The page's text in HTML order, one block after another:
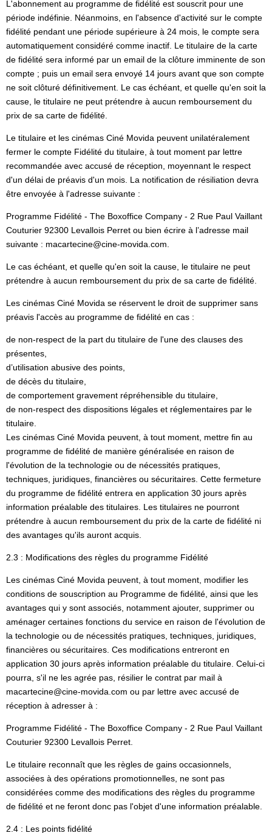
L'abonnement au programme de fidélité est souscrit pour une
période indéfinie. Néanmoins, en l'absence d'activité sur le compte
fidélité pendant une période supérieure à 24 mois, le compte sera
automatiquement considéré comme inactif. Le titulaire de la carte
de fidélité sera informé par un email de la clôture imminente de son
compte ; puis un email sera envoyé 14 jours avant que son compte
ne soit clôturé définitivement. Le cas échéant, et quelle qu'en soit la
cause, le titulaire ne peut prétendre à aucun remboursement du
prix de sa carte de fidélité.
Le titulaire et les cinémas Ciné Movida peuvent unilatéralement
fermer le compte Fidélité du titulaire, à tout moment par lettre
recommandée avec accusé de réception, moyennant le respect
d'un délai de préavis d'un mois. La notification de résiliation devra
être envoyée à l'adresse suivante :
Programme Fidélité - The Boxoffice Company - 2 Rue Paul Vaillant
Couturier 92300 Levallois Perret ou bien écrire à l’adresse mail
suivante : macartecine@cine-movida.com.
Le cas échéant, et quelle qu'en soit la cause, le titulaire ne peut
prétendre à aucun remboursement du prix de sa carte de fidélité.
Les cinémas Ciné Movida se réservent le droit de supprimer sans
préavis l'accès au programme de fidélité en cas :
de non-respect de la part du titulaire de l'une des clauses des
présentes,
d’utilisation abusive des points,
de décès du titulaire,
de comportement gravement répréhensible du titulaire,
de non-respect des dispositions légales et réglementaires par le
titulaire.
Les cinémas Ciné Movida peuvent, à tout moment, mettre fin au
programme de fidélité de manière généralisée en raison de
l'évolution de la technologie ou de nécessités pratiques,
techniques, juridiques, financières ou sécuritaires. Cette fermeture
du programme de fidélité entrera en application 30 jours après
information préalable des titulaires. Les titulaires ne pourront
prétendre à aucun remboursement du prix de la carte de fidélité ni
des avantages qu'ils auront acquis.
2.3 : Modifications des règles du programme Fidélité
Les cinémas Ciné Movida peuvent, à tout moment, modifier les
conditions de souscription au Programme de fidélité, ainsi que les
avantages qui y sont associés, notamment ajouter, supprimer ou
aménager certaines fonctions du service en raison de l'évolution de
la technologie ou de nécessités pratiques, techniques, juridiques,
financières ou sécuritaires. Ces modifications entreront en
application 30 jours après information préalable du titulaire. Celui-ci
pourra, s'il ne les agrée pas, résilier le contrat par mail à
macartecine@cine-movida.com ou par lettre avec accusé de
réception à adresser à :
Programme Fidélité - The Boxoffice Company - 2 Rue Paul Vaillant
Couturier 92300 Levallois Perret.
Le titulaire reconnaît que les règles de gains occasionnels,
associées à des opérations promotionnelles, ne sont pas
considérées comme des modifications des règles du programme
de fidélité et ne feront donc pas l'objet d'une information préalable.
2.4 : Les points fidélité